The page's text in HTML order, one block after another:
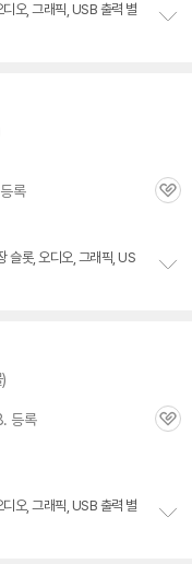
디오, 그래픽, USB 출력 별
록
관
슬롯, 오디오, 그래픽, US
등록
관
디오, 그래픽, USB 출력 별